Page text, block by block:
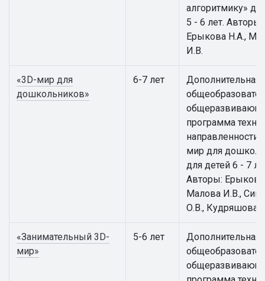
алгоритмику»
5 - 6 лет. Авторы:
Ерыкова Н.А.,
И.В.
«3D-мир для
дошкольников»
6-7 лет
Дополнительная
программа
направленности
мир для
для детей 6 - 7
Авторы: Ерыкова
Малова И.В.,
О.В., Кудряшова
«Занимательный 3D-
мир»
5-6 лет
Дополнительная